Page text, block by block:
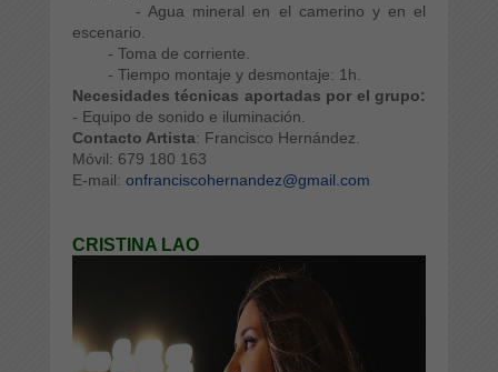
- Agua mineral en el camerino y en el
escenario.
- Toma de corriente.
- Tiempo montaje y desmontaje: 1h.
Necesidades técnicas aportadas por el grupo:
- Equipo de sonido e iluminación.
Contacto Artista: Francisco Hernández.
Móvil: 679 180 163
E-mail: onfranciscohernandez@gmail.com
CRISTINA LAO